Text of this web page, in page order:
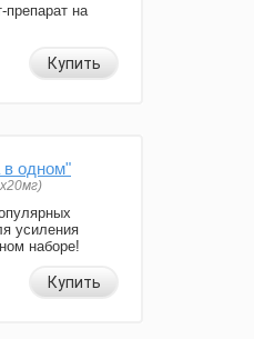
на
Купить
одном"
усиления
наборе!
Купить